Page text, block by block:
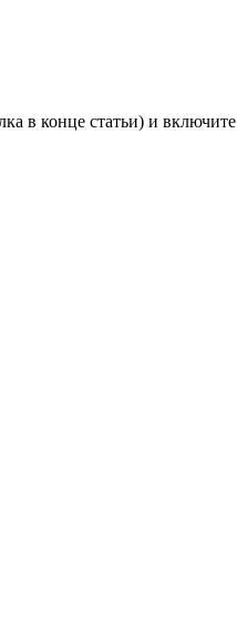
в конце статьи) и включите